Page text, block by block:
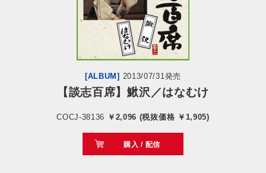
閉じる
[ALBUM] 2013/07/31発売
【談志百席】鰍沢／はなむけ
COCJ-38136 ￥2,096 (税抜価格 ￥1,905)
購入 / 配信